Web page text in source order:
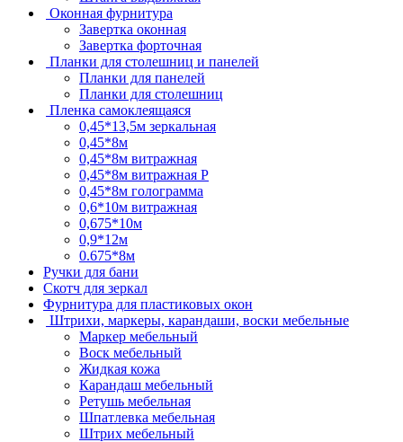
Оконная фурнитура
Завертка оконная
Завертка форточная
Планки для столешниц и панелей
Планки для панелей
Планки для столешниц
Пленка самоклеящаяся
0,45*13,5м зеркальная
0,45*8м
0,45*8м витражная
0,45*8м витражная Р
0,45*8м голограмма
0,6*10м витражная
0,675*10м
0,9*12м
0.675*8м
Ручки для бани
Скотч для зеркал
Фурнитура для пластиковых окон
Штрихи, маркеры, карандаши, воски мебельные
Маркер мебельный
Воск мебельный
Жидкая кожа
Карандаш мебельный
Ретушь мебельная
Шпатлевка мебельная
Штрих мебельный